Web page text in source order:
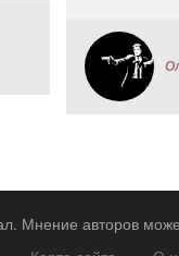
Мнение авторов